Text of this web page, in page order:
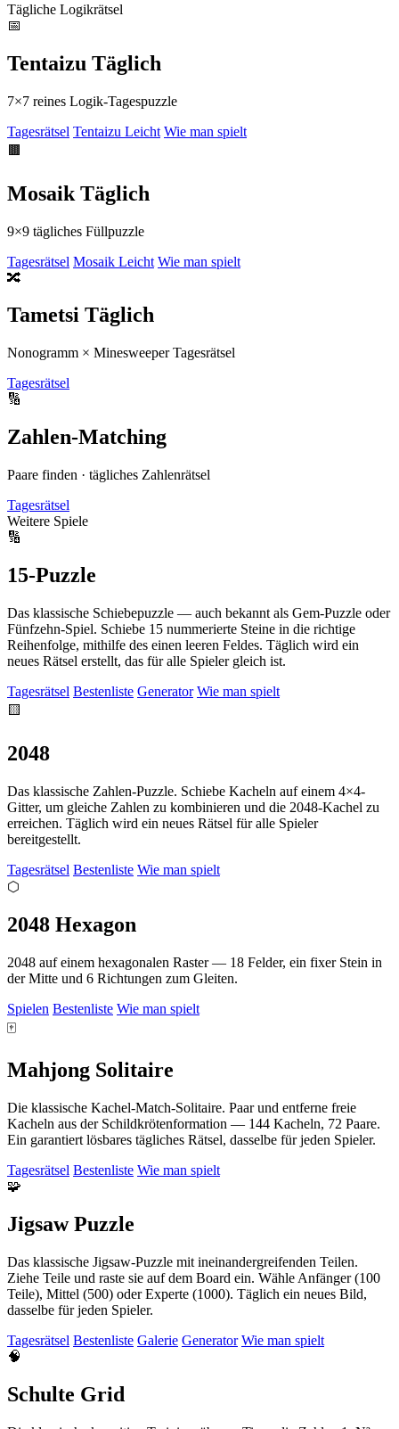
Tägliche Logikrätsel
📅
Tentaizu Täglich
7×7 reines Logik-Tagespuzzle
Tagesrätsel Tentaizu Leicht Wie man spielt
🟫
Mosaik Täglich
9×9 tägliches Füllpuzzle
Tagesrätsel Mosaik Leicht Wie man spielt
🔀
Tametsi Täglich
Nonogramm × Minesweeper Tagesrätsel
Tagesrätsel
🔢
Zahlen-Matching
Paare finden · tägliches Zahlenrätsel
Tagesrätsel
Weitere Spiele
🔢
15-Puzzle
Das klassische Schiebepuzzle — auch bekannt als Gem-Puzzle oder
Fünfzehn-Spiel. Schiebe 15 nummerierte Steine in die richtige
Reihenfolge, mithilfe des einen leeren Feldes. Täglich wird ein
neues Rätsel erstellt, das für alle Spieler gleich ist.
Tagesrätsel Bestenliste Generator Wie man spielt
🟨
2048
Das klassische Zahlen-Puzzle. Schiebe Kacheln auf einem 4×4-
Gitter, um gleiche Zahlen zu kombinieren und die 2048-Kachel zu
erreichen. Täglich wird ein neues Rätsel für alle Spieler
bereitgestellt.
Tagesrätsel Bestenliste Wie man spielt
⬡
2048 Hexagon
2048 auf einem hexagonalen Raster — 18 Felder, ein fixer Stein in
der Mitte und 6 Richtungen zum Gleiten.
Spielen Bestenliste Wie man spielt
🀄
Mahjong Solitaire
Die klassische Kachel-Match-Solitaire. Paar und entferne freie
Kacheln aus der Schildkrötenformation — 144 Kacheln, 72 Paare.
Ein garantiert lösbares tägliches Rätsel, dasselbe für jeden Spieler.
Tagesrätsel Bestenliste Wie man spielt
🧩
Jigsaw Puzzle
Das klassische Jigsaw-Puzzle mit ineinandergreifenden Teilen.
Ziehe Teile und raste sie auf dem Board ein. Wähle Anfänger (100
Teile), Mittel (500) oder Experte (1000). Täglich ein neues Bild,
dasselbe für jeden Spieler.
Tagesrätsel Bestenliste Galerie Generator Wie man spielt
🧠
Schulte Grid